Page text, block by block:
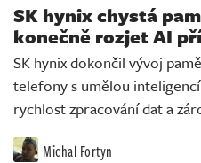
SK hynix chystá
konečně rozjet AI
SK hynix dokončil vývoj
telefony s umělou
rychlost zpracování dat a
Michal Fortyn